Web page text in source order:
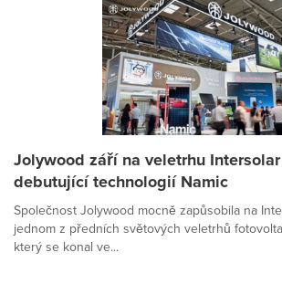
Jolywood září na veletrhu
debutující technologií Namic
Společnost Jolywood mocně zapůsobila na
jednom z předních světových veletrhů
který se konal ve...